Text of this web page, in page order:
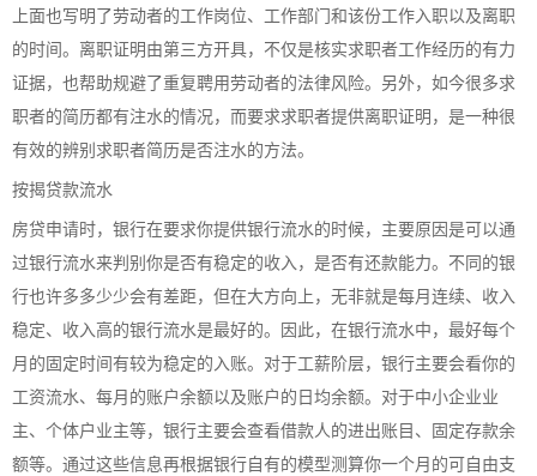
上面也写明了劳动者的工作岗位、工作部门和该份工作入职以及离职
的时间。离职证明由第三方开具，不仅是核实求职者工作经历的有力
证据，也帮助规避了重复聘用劳动者的法律风险。另外，如今很多求
职者的简历都有注水的情况，而要求求职者提供离职证明，是一种很
有效的辨别求职者简历是否注水的方法。
按揭贷款流水
房贷申请时，银行在要求你提供银行流水的时候，主要原因是可以通
过银行流水来判别你是否有稳定的收入，是否有还款能力。不同的银
行也许多多少少会有差距，但在大方向上，无非就是每月连续、收入
稳定、收入高的银行流水是最好的。因此，在银行流水中，最好每个
月的固定时间有较为稳定的入账。对于工薪阶层，银行主要会看你的
工资流水、每月的账户余额以及账户的日均余额。对于中小企业业
主、个体户业主等，银行主要会查看借款人的进出账目、固定存款余
额等。通过这些信息再根据银行自有的模型测算你一个月的可自由支